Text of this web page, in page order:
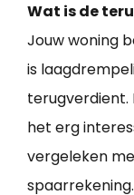
Wat is de
Jouw woning
is
terugverdient.
het erg
vergeleken